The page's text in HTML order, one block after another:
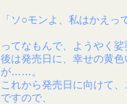
「ソ○モンよ、私はかえっ
ってなもんで、ようやく
後は発売日に、幸せの黄
が……。
これから発売日に向けて
ですので、